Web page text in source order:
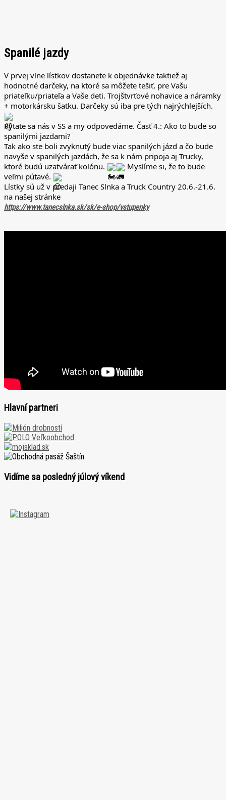
Spanilé jazdy
V prvej vlne lístkov dostanete k objednávke taktiež aj
hodnotné darčeky, na ktoré sa môžete tešiť, pre Vašu
priateľku/priateľa a Vaše deti. Trojštvrťové nohavice a náramky
+ motorkársku šatku. Darčeky sú iba pre tých najrýchlejších.
Pýtate sa nás v SS a my odpovedáme. Časť 4.: Ako to bude so
spanilými jazdami?
Tak ako ste boli zvyknutý bude viac spanilých jázd a čo bude
navyše v spanilých jazdách, že sa k nám pripoja aj Trucky,
ktoré budú uzatvárať kolónu.
Myslíme si, že to bude
veľmi pútavé.
Lístky sú už v predaji Tanec Slnka a Truck Country 20.6.-21.6.
na našej stránke
https://www.tanecslnka.sk/sk/e-shop/vstupenky
Hlavní partneri
Vidíme sa posledný júlový víkend